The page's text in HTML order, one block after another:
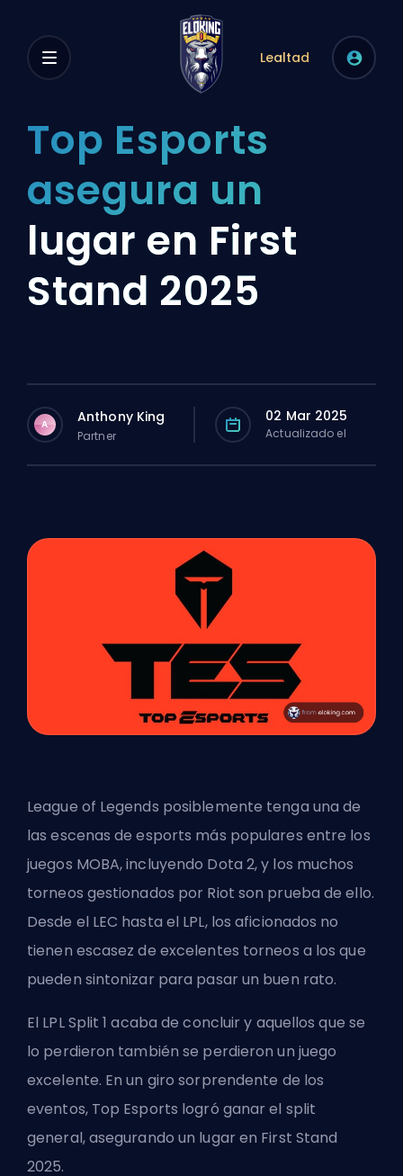
Lealtad
Top Esports
asegura un
lugar en First
Stand 2025
A Anthony King
Partner
02 Mar 2025
Actualizado el
League of Legends posiblemente tenga una de
las escenas de esports más populares entre los
juegos MOBA, incluyendo Dota 2, y los muchos
torneos gestionados por Riot son prueba de ello.
Desde el LEC hasta el LPL, los aficionados no
tienen escasez de excelentes torneos a los que
pueden sintonizar para pasar un buen rato.
El LPL Split 1 acaba de concluir y aquellos que se
lo perdieron también se perdieron un juego
excelente. En un giro sorprendente de los
eventos, Top Esports logró ganar el split
general, asegurando un lugar en First Stand
2025.